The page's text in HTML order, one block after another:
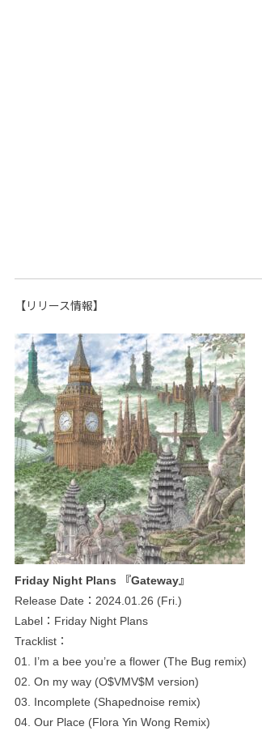
【リリース情報】
Friday Night Plans 『Gateway』
Release Date：2024.01.26 (Fri.)
Label：Friday Night Plans
Tracklist：
01. I’m a bee you’re a flower (The Bug remix)
02. On my way (O$VMV$M version)
03. Incomplete (Shapednoise remix)
04. Our Place (Flora Yin Wong Remix)